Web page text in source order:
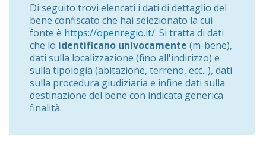
Di seguito trovi elencati i dati di dettaglio del
bene confiscato che hai selezionato la cui
fonte è https://openregio.it/. Si tratta di dati
che lo identificano univocamente (m-bene),
dati sulla localizzazione (fino all'indirizzo) e
sulla tipologia (abitazione, terreno, ecc...), dati
sulla procedura giudiziaria e infine dati sulla
destinazione del bene con indicata generica
finalità.